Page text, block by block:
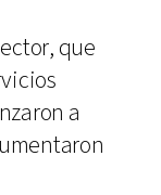
que
a